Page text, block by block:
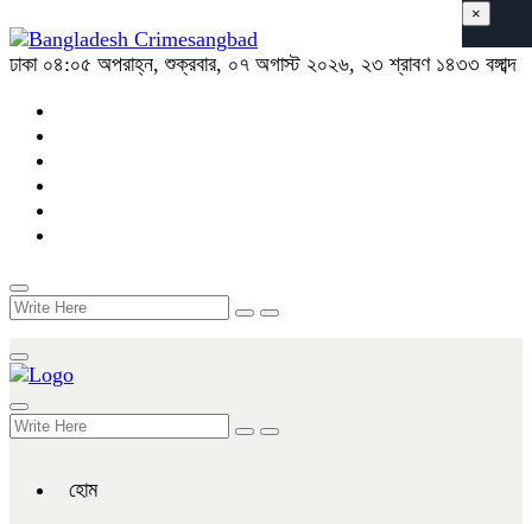
ঢাকা ০৪:০৫ অপরাহ্ন, শুক্রবার, ০৭ অগাস্ট ২০২৬, ২৩ শ্রাবণ ১৪৩৩ বঙ্গাব্দ
হোম
×